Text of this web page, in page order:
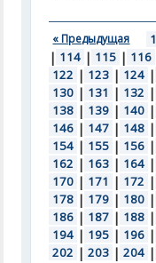
« Предыдущая 1
| 114 | 115 | 116
122 | 123 | 124 |
130 | 131 | 132 |
138 | 139 | 140 |
146 | 147 | 148 |
154 | 155 | 156 |
162 | 163 | 164 |
170 | 171 | 172 |
178 | 179 | 180 |
186 | 187 | 188 |
194 | 195 | 196 |
202 | 203 | 204 |